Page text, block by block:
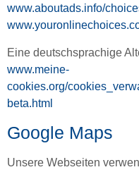
www.aboutads.info/
Eine deutschsprachige
www.meine-
cookies.org/
beta.html
Google Maps
Unsere Webseiten